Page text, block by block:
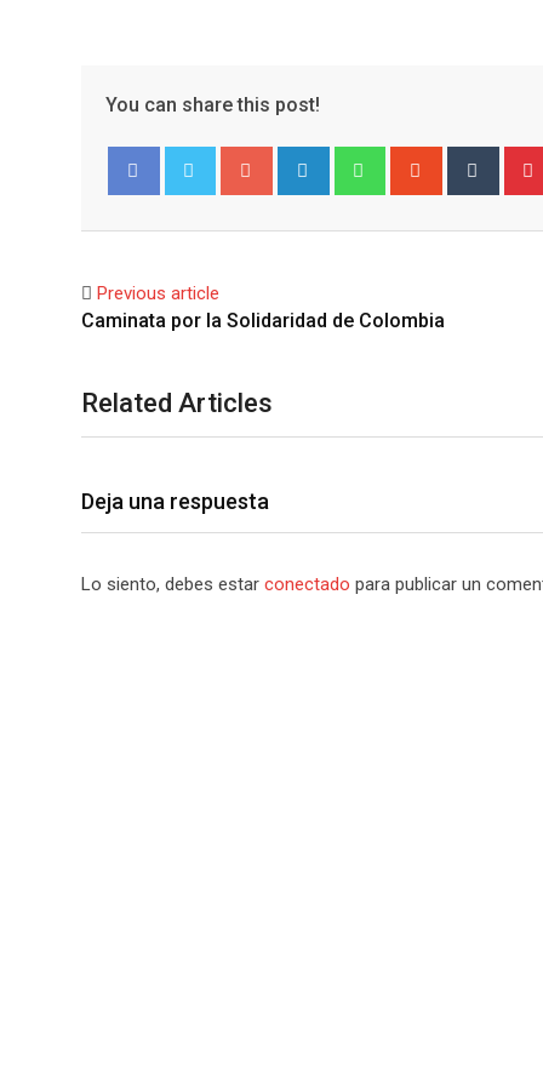
You can share this post!
Google+ LinkedIn WhatsappStumbleUpon
Tumblr
Previous article
Related Articles
Deja una respuesta
Lo siento, debes estar conectado para publicar un